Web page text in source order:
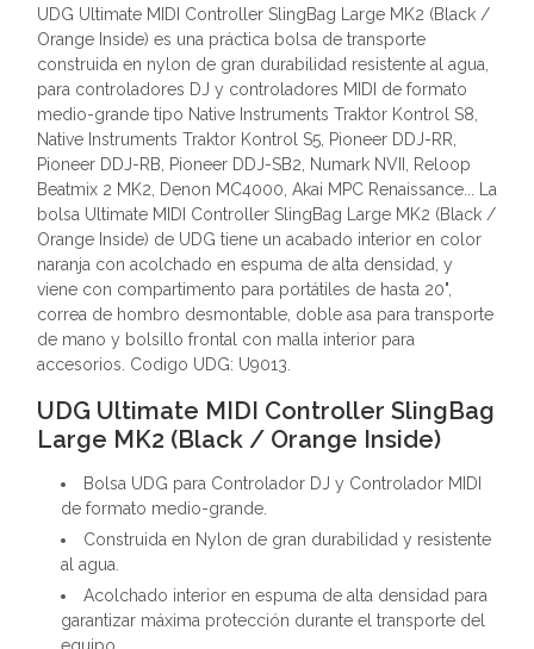
UDG Ultimate MIDI Controller SlingBag Large MK2 (Black /
Orange Inside) es una práctica bolsa de transporte
construida en nylon de gran durabilidad resistente al agua,
para controladores DJ y controladores MIDI de formato
medio-grande tipo Native Instruments Traktor Kontrol S8,
Native Instruments Traktor Kontrol S5, Pioneer DDJ-RR,
Pioneer DDJ-RB, Pioneer DDJ-SB2, Numark NVII, Reloop
Beatmix 2 MK2, Denon MC4000, Akai MPC Renaissance... La
bolsa Ultimate MIDI Controller SlingBag Large MK2 (Black /
Orange Inside) de UDG tiene un acabado interior en color
naranja con acolchado en espuma de alta densidad, y
viene con compartimento para portátiles de hasta 20",
correa de hombro desmontable, doble asa para transporte
de mano y bolsillo frontal con malla interior para
accesorios. Codigo UDG: U9013.
UDG Ultimate MIDI Controller SlingBag
Large MK2 (Black / Orange Inside)
Bolsa UDG para Controlador DJ y Controlador MIDI
de formato medio-grande.
Construida en Nylon de gran durabilidad y resistente
al agua.
Acolchado interior en espuma de alta densidad para
garantizar máxima protección durante el transporte del